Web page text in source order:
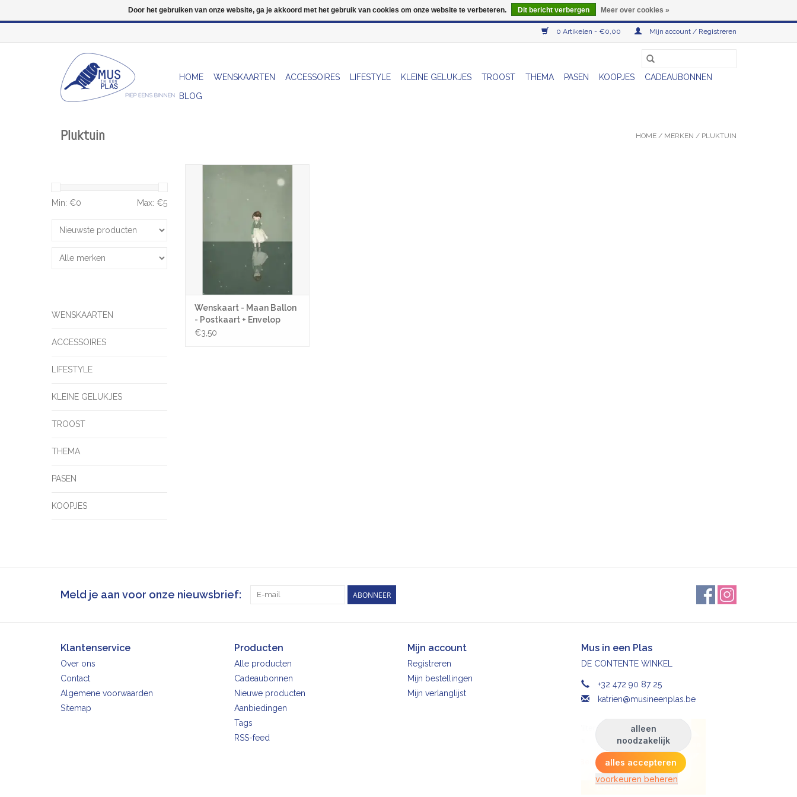
0 Artikelen - €0,00 Mijn account / Registreren
HOME WENSKAARTEN ACCESSOIRES LIFESTYLE KLEINE GELUKJES TROOST THEMA PASEN KOOPJES
CADEAUBONNEN
BLOG
Pluktuin HOME / MERKEN / PLUKTUIN
Min: €0 Max: €5
WENSKAARTEN
ACCESSOIRES
LIFESTYLE
KLEINE GELUKJES
TROOST
THEMA
PASEN
KOOPJES
Postkaart + Envelop
TOEVOEGEN AAN WINKELWAGEN
Wenskaart - Maan Ballon
- Postkaart + Envelop
€3,50
Meld je aan voor onze nieuwsbrief: ABONNEER
Klantenservice
Over ons
Contact
Algemene voorwaarden
Sitemap
Producten
Alle producten
Cadeaubonnen
Nieuwe producten
Aanbiedingen
Tags
RSS-feed
Mijn account
Registreren
Mijn bestellingen
Mijn verlanglijst
Mus in een Plas
DE CONTENTE WINKEL
+32 472 90 87 25
katrien@musineenplas.be
Door het gebruiken van onze website, ga je akkoord met het gebruik van cookies om onze website te verbeteren. Dit bericht verbergen Meer over cookies »
Wij zijn uitzonderlijk gesloten op Do 13/08